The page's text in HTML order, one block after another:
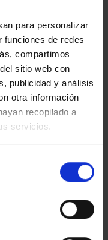
para personalizar
funciones de redes
compartimos
sitio web con
publicidad y análisis
otra información
recopilado a
servicios.
SUSCRIPCIÓN
CAPITALES DE
PROVINCIA 2
949,00 €
Sólo para usuarios
registrados